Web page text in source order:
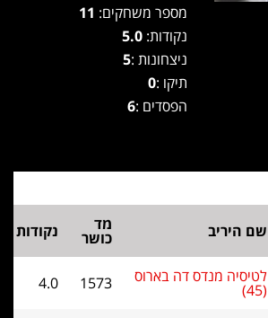
מספר משחקים:
נקודות: 5.0
ניצחונות :5
תיקו :0
הפסדים :6
שם היריב מד
כושר נקודות
לטיסיה מנדס דה בארוס
(45)
1573
4.0